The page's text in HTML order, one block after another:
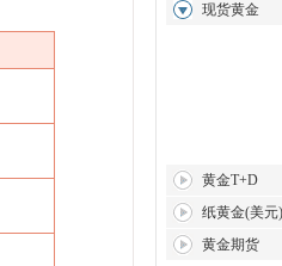
现货黄金
黄金T+D
纸黄金(美元)
黄金期货